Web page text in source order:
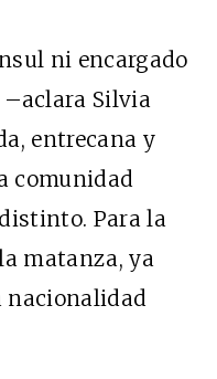
ni encargado
Silvia
entrecana y
comunidad
Para la
matanza, ya
nacionalidad